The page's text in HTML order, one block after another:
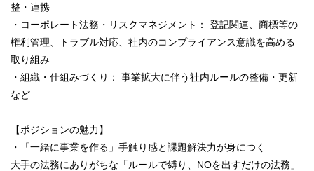
整・連携
・コーポレート法務・リスクマネジメント： 登記関連、商標等の
権利管理、トラブル対応、社内のコンプライアンス意識を高める
取り組み
・組織・仕組みづくり： 事業拡大に伴う社内ルールの整備・更新
など
【ポジションの魅力】
・「一緒に事業を作る」手触り感と課題解決力が身につく
大手の法務にありがちな「ルールで縛り、NOを出すだけの法務」